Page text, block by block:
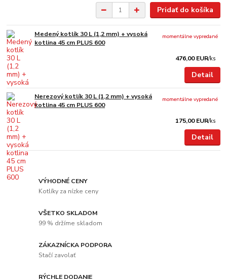
Pridať do košíka
Medený kotlík 30 L (1,2 mm) + vysoká
kotlina 45 cm PLUS 600
476,00 EUR/ks
momentálne vypredané
Detail
Nerezový kotlík 30 L (1,2 mm) + vysoká
kotlina 45 cm PLUS 600
175,00 EUR/ks
momentálne vypredané
Detail
VÝHODNÉ CENY
Kotlíky za nízke ceny
VŠETKO SKLADOM
99 % držíme skladom
ZÁKAZNÍCKA PODPORA
Stačí zavolať
RÝCHLE DODANIE